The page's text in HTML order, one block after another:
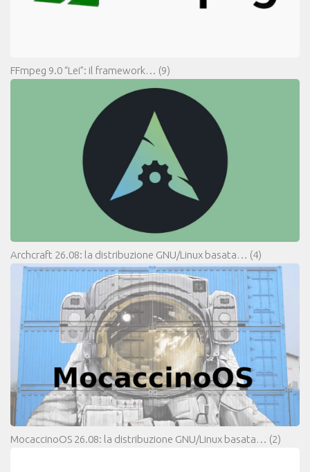
FFmpeg 9.0 “Lei”: il framework… (9)
Archcraft 26.08: la distribuzione GNU/Linux basata… (4)
MocaccinoOS 26.08: la distribuzione GNU/Linux basata… (2)